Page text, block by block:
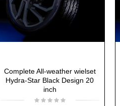
Complete All-weather wielset
Hydra-Star Black Design 20
inch